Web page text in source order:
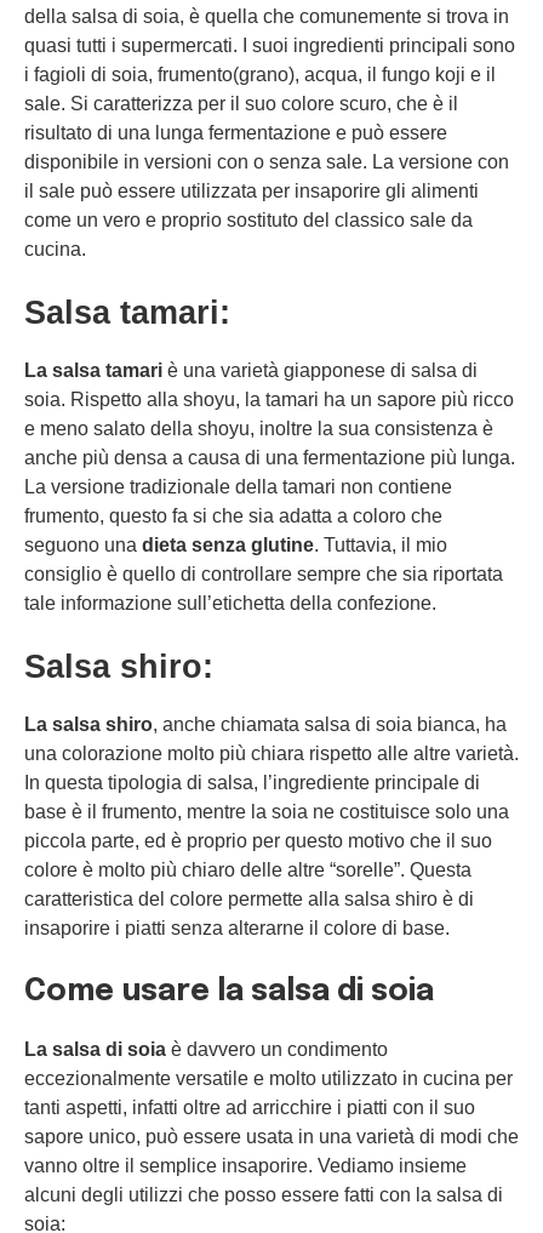
della salsa di soia, è quella che comunemente si trova in
quasi tutti i supermercati. I suoi ingredienti principali sono
i fagioli di soia, frumento(grano), acqua, il fungo koji e il
sale. Si caratterizza per il suo colore scuro, che è il
risultato di una lunga fermentazione e può essere
disponibile in versioni con o senza sale. La versione con
il sale può essere utilizzata per insaporire gli alimenti
come un vero e proprio sostituto del classico sale da
cucina.
Salsa tamari:
La salsa tamari è una varietà giapponese di salsa di
soia. Rispetto alla shoyu, la tamari ha un sapore più ricco
e meno salato della shoyu, inoltre la sua consistenza è
anche più densa a causa di una fermentazione più lunga.
La versione tradizionale della tamari non contiene
frumento, questo fa si che sia adatta a coloro che
seguono una dieta senza glutine. Tuttavia, il mio
consiglio è quello di controllare sempre che sia riportata
tale informazione sull’etichetta della confezione.
Salsa shiro:
La salsa shiro, anche chiamata salsa di soia bianca, ha
una colorazione molto più chiara rispetto alle altre varietà.
In questa tipologia di salsa, l’ingrediente principale di
base è il frumento, mentre la soia ne costituisce solo una
piccola parte, ed è proprio per questo motivo che il suo
colore è molto più chiaro delle altre “sorelle”. Questa
caratteristica del colore permette alla salsa shiro è di
insaporire i piatti senza alterarne il colore di base.
Come usare la salsa di soia
La salsa di soia è davvero un condimento
eccezionalmente versatile e molto utilizzato in cucina per
tanti aspetti, infatti oltre ad arricchire i piatti con il suo
sapore unico, può essere usata in una varietà di modi che
vanno oltre il semplice insaporire. Vediamo insieme
alcuni degli utilizzi che posso essere fatti con la salsa di
soia: